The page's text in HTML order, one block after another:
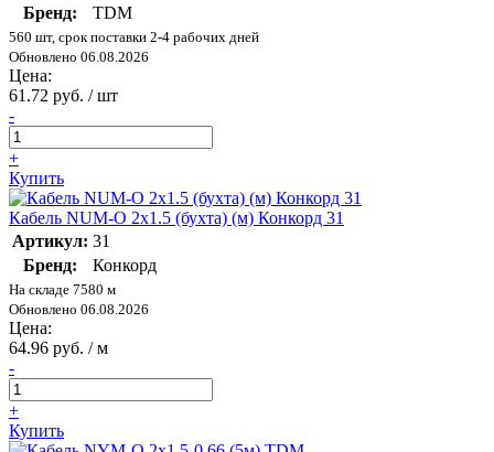
Бренд:
TDM
560 шт, срок поставки 2-4 рабочих дней
Обновлено 06.08.2026
Цена:
61.72 руб. / шт
-
+
Купить
Кабель NUM-O 2х1.5 (бухта) (м) Конкорд 31
Артикул: 31
Бренд:
Конкорд
На складе 7580 м
Обновлено 06.08.2026
Цена:
64.96 руб. / м
-
+
Купить